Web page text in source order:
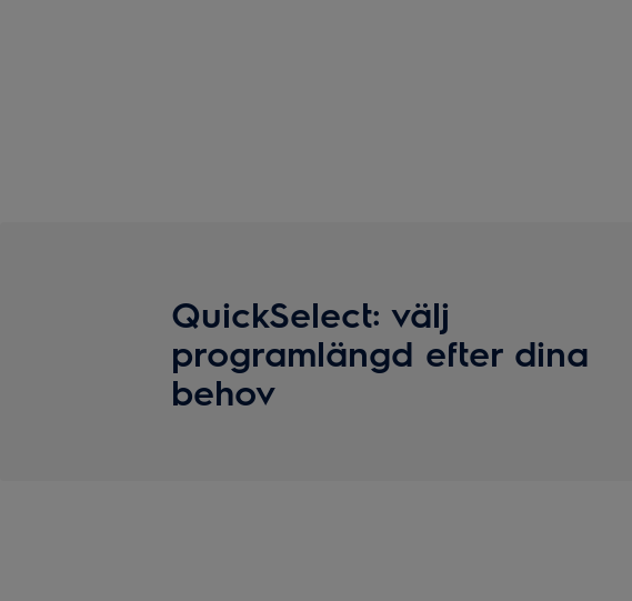
QuickSelect: välj
programlängd efter dina
behov